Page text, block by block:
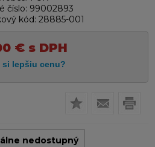
číslo: 99002893
kód: 28885-001
€s DPH
nedostupný